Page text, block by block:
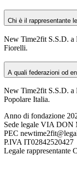
Chi è il rappresentante
New Time2fit S.S.D. a
Fiorelli.
A quali federazioni od
New Time2fit S.S.D.
Popolare Italia.
Anno di fondazione
Sede legale VIA DON
PEC
P.IVA IT02842520427
Legale rappresentante